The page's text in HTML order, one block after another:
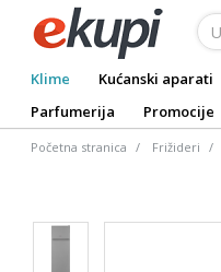
Klime Kućanski aparati
Parfumerija
Promocije
Početna stranica Frižideri